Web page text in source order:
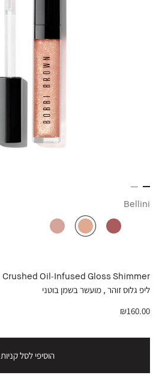
Bellini
Crushed Oil-Infused Gloss Shimmer
ליפ גלוס זוהר , מועשר בשמן בוטני
₪160.00
הוסיפי לסל קניות